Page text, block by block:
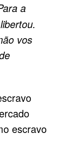
a
vos
escravo